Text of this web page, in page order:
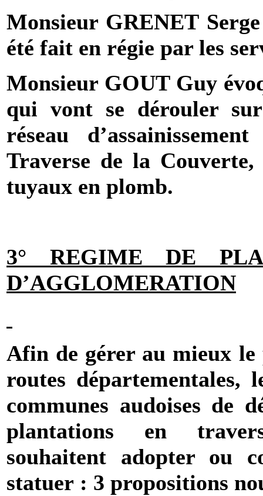
Monsieur GRENET Serge
été fait en régie par les
Monsieur GOUTGuy
qui vont se dérouler
réseau
Traverse de la
tuyaux en plomb.
3° REGIME DE
D’AGGLOMERATION
Afin de gérer au mieux
routes départementales,
communes audoises de
plantations en
souhaitent adopter ou
statuer : 3 propositions